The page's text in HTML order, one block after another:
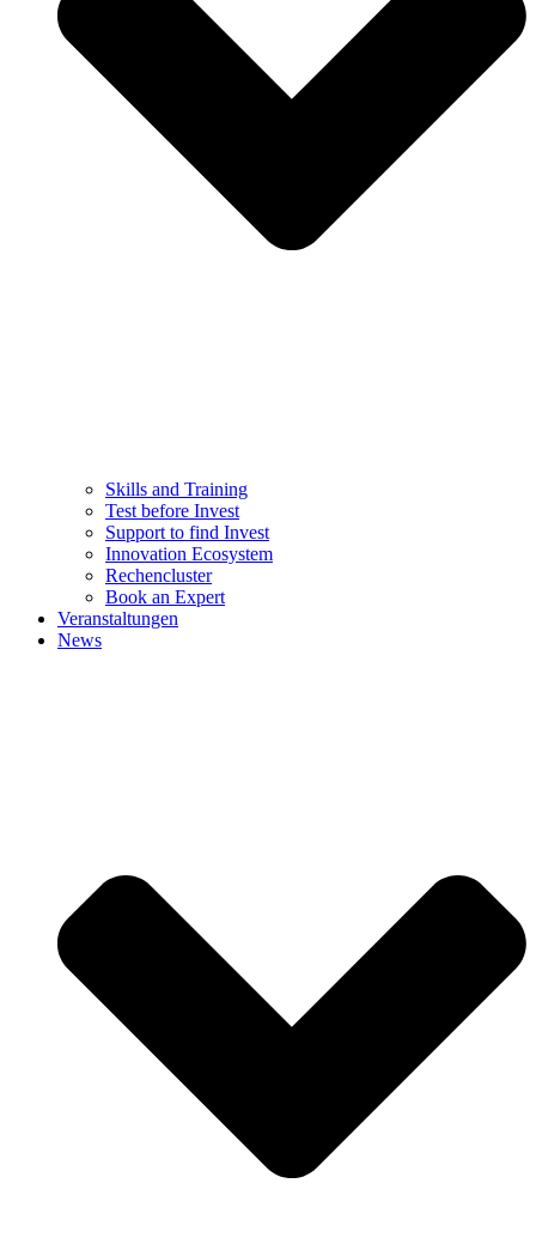
Skills and Training
Test before Invest
Support to find Invest
Innovation Ecosystem
Rechencluster​
Book an Expert
Veranstaltungen
News